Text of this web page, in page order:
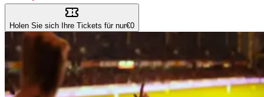
Holen Sie sich Ihre Tickets für nur€0